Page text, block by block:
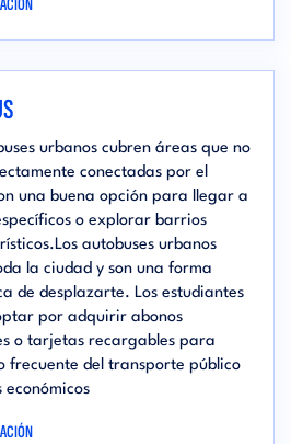
urbanos cubren áreas que no
conectadas por el
una buena opción para llegar a
o explorar barrios
autobuses urbanos
la ciudad y son una forma
de desplazarte. Los estudiantes
por adquirir abonos
o tarjetas recargables para
frecuente del transporte público
económicos